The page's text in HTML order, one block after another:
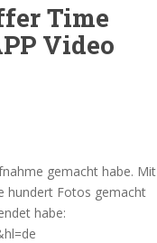
Time
Video
gemacht habe. Mit
hundert Fotos gemacht
habe: